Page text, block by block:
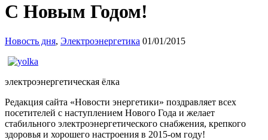
C Новым Годом!
Новость дня, Электроэнергетика 01/01/2015
электроэнергетическая ёлка
Редакция сайта «Новости энергетики» поздравляет всех
посетителей с наступлением Нового Года и желает
стабильного электроэнергетического снабжения, крепкого
здоровья и хорошего настроения в 2015-ом году!